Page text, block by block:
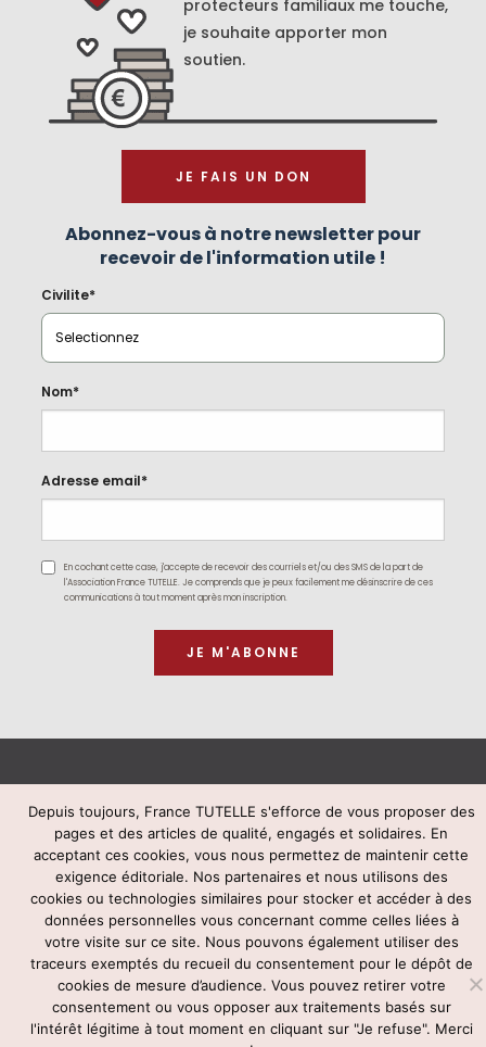
protecteurs familiaux me touche,
je souhaite apporter mon
soutien.
JE FAIS UN DON
Abonnez-vous à notre newsletter pour
recevoir de l'information utile !
Civilite*
Nom*
Adresse email*
En cochant cette case, j'accepte de recevoir des courriels et/ou des SMS de la part de
l'Association France TUTELLE. Je comprends que je peux facilement me désinscrire de ces
communications à tout moment après mon inscription.
Rejoignez-nous
© France TUTELLE -mentions légales–contact@francetutelle.org
Tél : 09 83 59 78 03
Voir notre politique de confidentialité
Depuis toujours, France TUTELLE s'efforce de vous proposer des
pages et des articles de qualité, engagés et solidaires. En
acceptant ces cookies, vous nous permettez de maintenir cette
exigence éditoriale. Nos partenaires et nous utilisons des
cookies ou technologies similaires pour stocker et accéder à des
données personnelles vous concernant comme celles liées à
votre visite sur ce site. Nous pouvons également utiliser des
traceurs exemptés du recueil du consentement pour le dépôt de
cookies de mesure d’audience. Vous pouvez retirer votre
consentement ou vous opposer aux traitements basés sur
l'intérêt légitime à tout moment en cliquant sur "Je refuse". Merci